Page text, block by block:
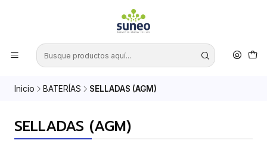
Inicio BATERÍAS SELLADAS (AGM)
SELLADAS (AGM)